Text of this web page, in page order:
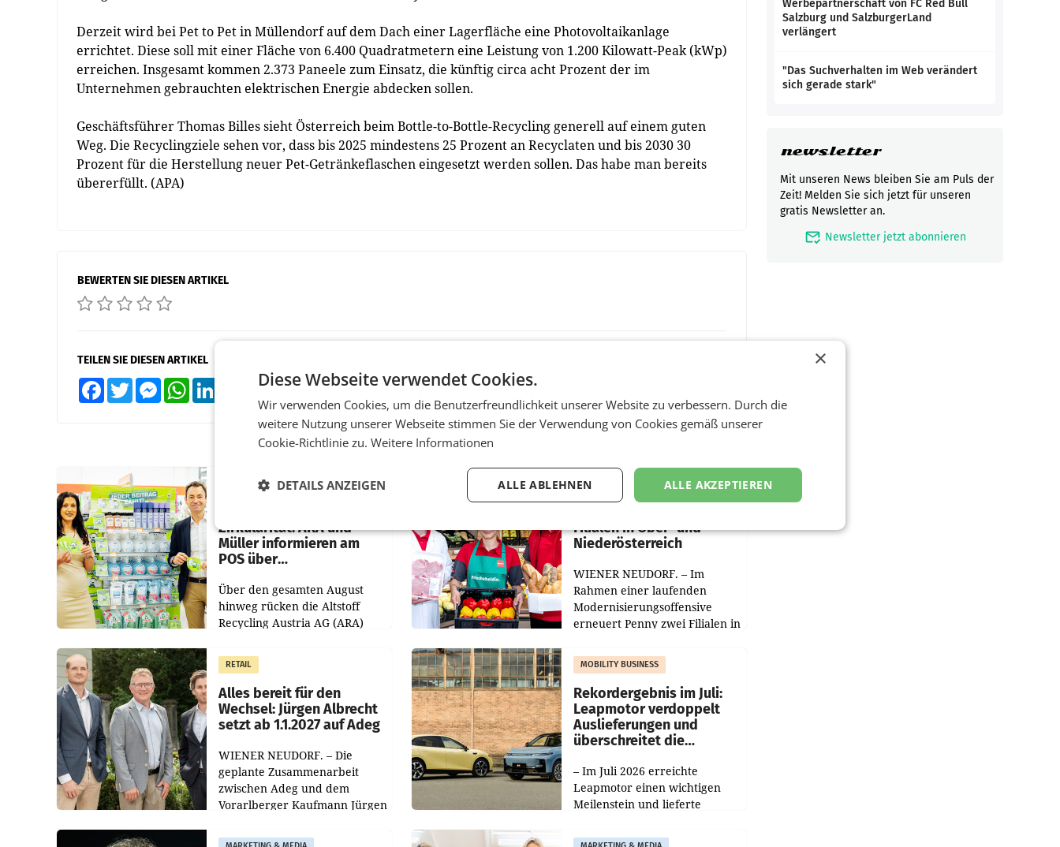
Derzeit wird bei Pet to Pet in Müllendorf auf dem Dach einer Lagerfläche eine Photovoltaikanlage
errichtet. Diese soll mit einer Fläche von 6.400 Quadratmetern eine Leistung von 1.200 Kilowatt-Peak (kWp)
erreichen. Insgesamt kommen 2.373 Paneele zum Einsatz, die künftig circa acht Prozent der im
Unternehmen gebrauchten elektrischen Energie abdecken sollen.
Geschäftsführer Thomas Billes sieht Österreich beim Bottle-to-Bottle-Recycling generell auf einem guten
Weg. Die Recyclingziele sehen vor, dass bis 2025 mindestens 25 Prozent an Recyclaten und bis 2030 30
Prozent für die Herstellung neuer Pet-Getränkeflaschen eingesetzt werden sollen. Das habe man bereits
übererfüllt. (APA)
BEWERTEN SIE DIESEN ARTIKEL
TEILEN SIE DIESEN ARTIKEL
FacebookTwitter MessengerWhatsApp XING Teilen
Zirkularität: ARA und
Müller informieren am
POS über
Über den gesamten August
hinweg rücken die Altstoff
Recycling Austria AG (ARA)
Müller die Initiative „Kreislauf-
Helden“ in allen
österreichischen Müller-Filialen
RETAIL
Filialen in Ober- und
Niederösterreich
WIENER NEUDORF. – Im
Rahmen einer laufenden
Modernisierungsoffensive
erneuert Penny zwei Filialen in
Die beiden Standorte liegen in
Haag sowie im rund
RETAIL
Alles bereit für den
Wechsel: Jürgen Albrecht
setzt ab 1.1.2027 auf Adeg
WIENER NEUDORF. – Die
geplante Zusammenarbeit
zwischen Adeg und dem
Vorarlberger Kaufmann Jürgen
freigegeben: Die
MOBILITY BUSINESS
Rekordergebnis im Juli:
Leapmotor verdoppelt
Auslieferungen und
überschreitet die
– Im Juli 2026 erreichte
Leapmotor einen wichtigen
Meilenstein und lieferte
aus, womit sich das Ergebnis
Werbepartnerschaft von FC Red Bull
Salzburg und SalzburgerLand
verlängert
"Das Suchverhalten im Web verändert
sich gerade stark"
newsletter
Mit unseren News bleiben Sie am Puls der
Zeit! Melden Sie sich jetzt für unseren
gratis Newsletter an.
mark_email_read Newsletter jetzt abonnieren
×
Diese Webseite verwendet Cookies.
Wir verwenden Cookies, um die Benutzerfreundlichkeit unserer Website zu verbessern. Durch die
weitere Nutzung unserer Webseite stimmen Sie der Verwendung von Cookies gemäß unserer
Cookie-Richtlinie zu. Weitere Informationen
ALLE AKZEPTIEREN
ALLE ABLEHNEN
DETAILS ANZEIGEN